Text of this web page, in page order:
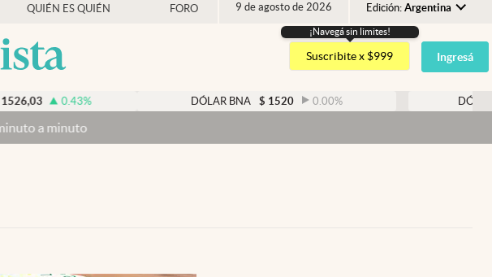
QUIÉN ES QUIÉN FORO 9 de agosto de 2026 Edición: Argentina
Argentina
España
USA
¡Navegá sin limites!
Suscribite x $999 Ingresá
0.43% $ 1520 0.00% DÓLAR BLUE $